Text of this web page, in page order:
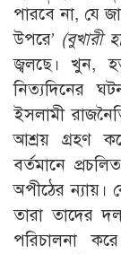
পারবে না, যে
উপরে’ (বুখারী
জ্বলছে। খুন,
নিত্যদিনের
ইসলামী
আশ্রয় গ্রহণ
বর্তমানে
অপীঠের ন্যায়।
তারা তাদের
পরিচালনা